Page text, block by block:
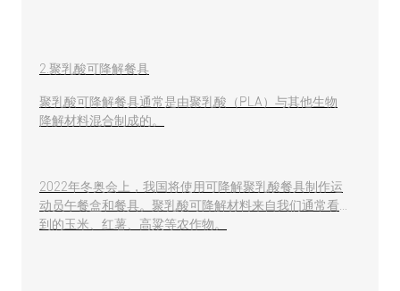
2.聚乳酸可降解餐具
聚乳酸可降解餐具通常是由聚乳酸（PLA）与其他生物
降解材料混合制成的。
2022年冬奥会上，我国将使用可降解聚乳酸餐具制作运
动员午餐盒和餐具。聚乳酸可降解材料来自我们通常看
到的玉米、红薯、高粱等农作物。